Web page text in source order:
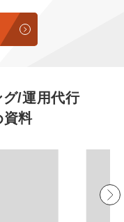
/運用代行
資料